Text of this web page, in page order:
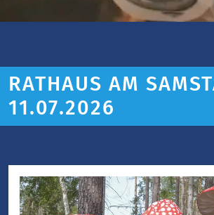
RATHAUS AM
11.07.2026